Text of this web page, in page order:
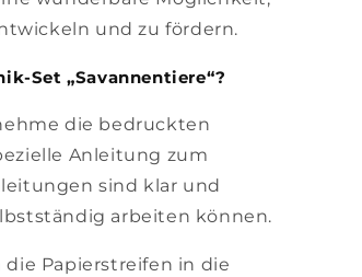
und zu fördern.
Set „Savannentiere“?
die bedruckten
Anleitung zum
sind klar und
arbeiten können.
Papierstreifen in die